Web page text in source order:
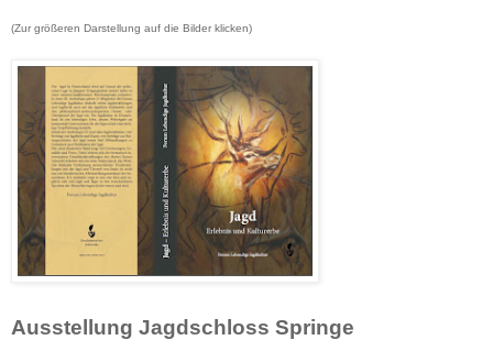
(Zur größeren Darstellung auf die Bilder klicken)
Ausstellung Jagdschloss Springe